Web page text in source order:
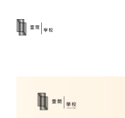
content